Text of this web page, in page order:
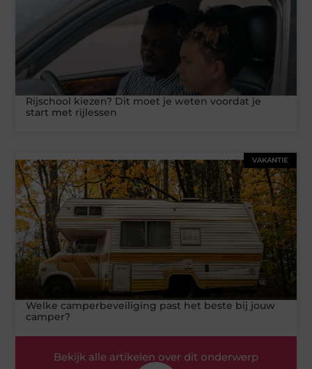
Rijschool kiezen? Dit moet je weten voordat je
start met rijlessen
VAKANTIE
Welke camperbeveiliging past het beste bij jouw
camper?
Bekijk alle artikelen over dit onderwerp